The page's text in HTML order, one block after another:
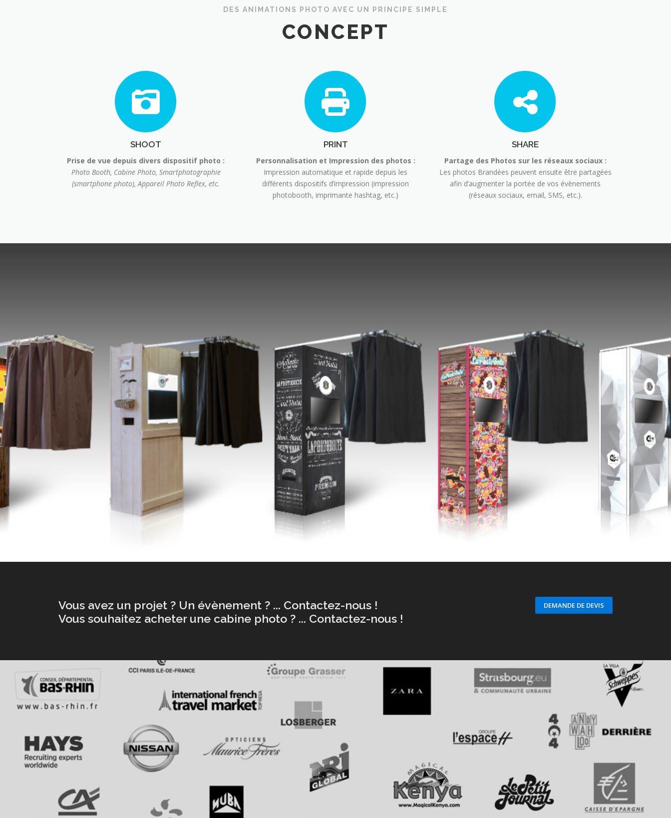
DES ANIMATIONS PHOTO AVEC UN PRINCIPE SIMPLE
CONCEPT
SHOOT
Prise de vue depuis divers dispositif photo :
Photo Booth, Cabine Photo, Smartphotographie
(smartphone photo), Appareil Photo Reflex, etc.
PRINT
Personnalisation et Impression des photos :
Impression automatique et rapide depuis les
différents dispositifs d’impression (impression
photobooth, imprimante hashtag, etc.)
SHARE
Partage des Photos sur les réseaux sociaux :
Les photos Brandées peuvent ensuite être partagées
afin d’augmenter la portée de vos évènements
(réseaux sociaux, email, SMS, etc.).
Vous avez un projet ? Un évènement ? ... Contactez-nous !
Vous souhaitez acheter une cabine photo ? ... Contactez-nous !
DEMANDE DE DEVIS